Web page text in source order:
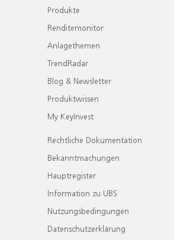
Produkte
Renditemonitor
Anlagethemen
TrendRadar
Blog & Newsletter
Produktwissen
My KeyInvest
Rechtliche Dokumentation
Bekanntmachungen
Hauptregister
Information zu UBS
Nutzungsbedingungen
Datenschutzerklärung